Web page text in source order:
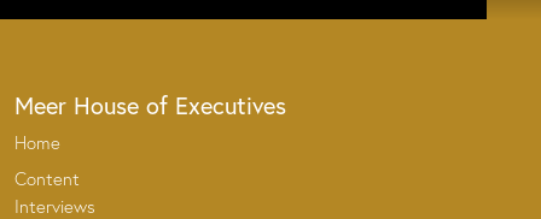
Meer House of Executives
Home
Content
Interviews